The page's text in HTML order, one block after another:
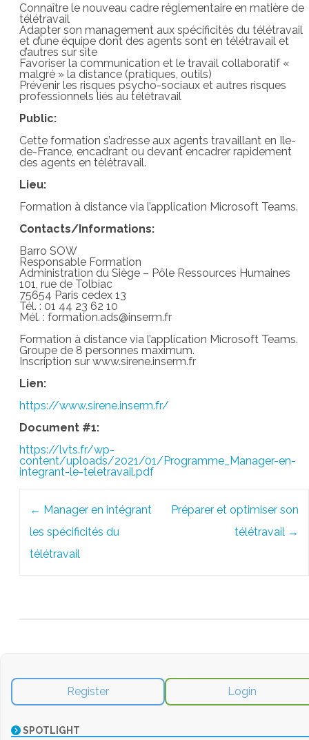
Connaître le nouveau cadre réglementaire en matière de
télétravail
Adapter son management aux spécificités du télétravail
et d’une équipe dont des agents sont en télétravail et
d’autres sur site
Favoriser la communication et le travail collaboratif «
malgré » la distance (pratiques, outils)
Prévenir les risques psycho-sociaux et autres risques
professionnels liés au télétravail
Public:
Cette formation s’adresse aux agents travaillant en Ile-
de-France, encadrant ou devant encadrer rapidement
des agents en télétravail.
Lieu:
Formation à distance via l’application Microsoft Teams.
Contacts/Informations:
Barro SOW
Responsable Formation
Administration du Siège – Pôle Ressources Humaines
101, rue de Tolbiac
75654 Paris cedex 13
Tél. : 01 44 23 62 10
Mél. : formation.ads@inserm.fr
Formation à distance via l’application Microsoft Teams.
Groupe de 8 personnes maximum.
Inscription sur www.sirene.inserm.fr
Lien:
https://www.sirene.inserm.fr/
Document #1:
https://lvts.fr/wp-
content/uploads/2021/01/Programme_Manager-en-
integrant-le-teletravail.pdf
← Manager en intégrant
les spécificités du
télétravail
Préparer et optimiser son
télétravail →
Register Login
SPOTLIGHT